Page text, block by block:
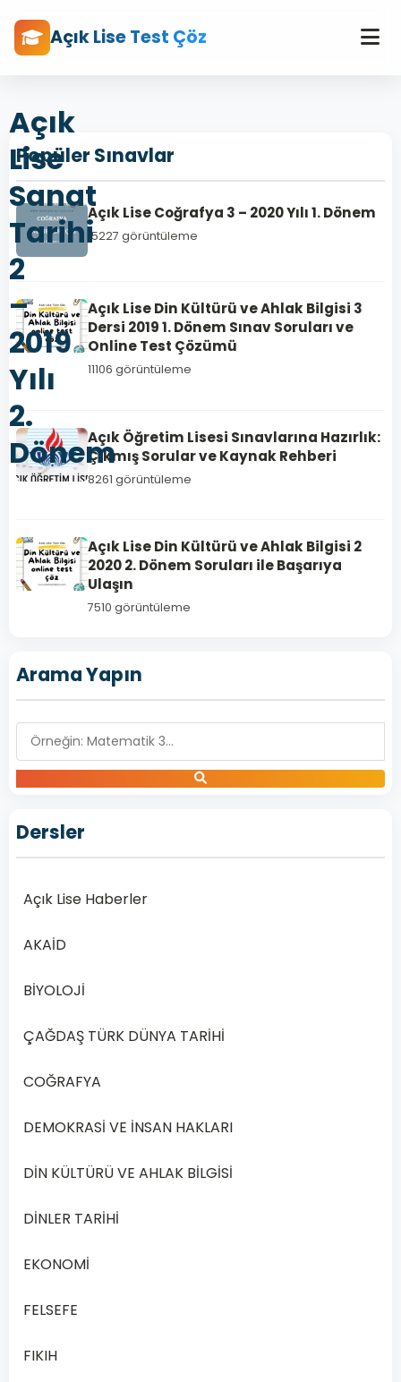
Açık Lise Test Çöz
Açık
Lise
Sanat
Tarihi
2
–
2019
Yılı
2.
Dönem
2
Açık
Sanat
Tarihi
–
Yılı
Dönem
Lise
Tarihi
Dersi
Yılı
Dönem
Soruları
Çöz
Öğretim
Popüler Sınavlar
Açık Lise Coğrafya 3 – 2020 Yılı 1. Dönem
15227 görüntüleme
Açık Lise Din Kültürü ve Ahlak Bilgisi 3
Dersi 2019 1. Dönem Sınav Soruları ve
Online Test Çözümü
11106 görüntüleme
Açık Öğretim Lisesi Sınavlarına Hazırlık:
Çıkmış Sorular ve Kaynak Rehberi
8261 görüntüleme
Açık Lise Din Kültürü ve Ahlak Bilgisi 2
2020 2. Dönem Soruları ile Başarıya
Ulaşın
7510 görüntüleme
Arama Yapın
Dersler
Açık Lise Haberler
AKAİD
BİYOLOJİ
ÇAĞDAŞ TÜRK DÜNYA TARİHİ
COĞRAFYA
DEMOKRASİ VE İNSAN HAKLARI
DİN KÜLTÜRÜ VE AHLAK BİLGİSİ
DİNLER TARİHİ
EKONOMİ
FELSEFE
FIKIH